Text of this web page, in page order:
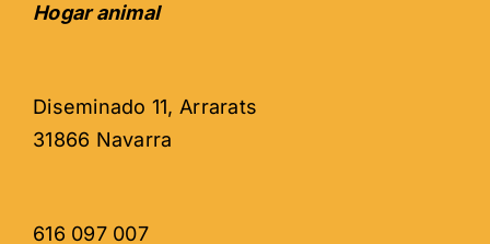
Hogar animal
Diseminado 11, Arrarats
31866 Navarra
616 097 007